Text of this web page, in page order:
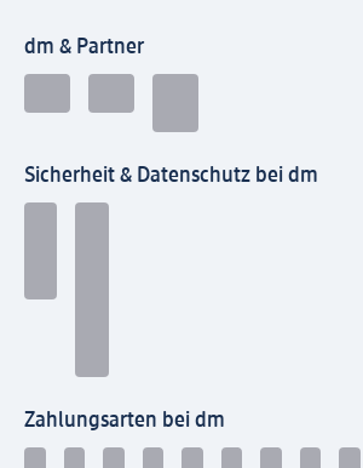
dm & Partner
Sicherheit & Datenschutz bei dm
Zahlungsarten bei dm